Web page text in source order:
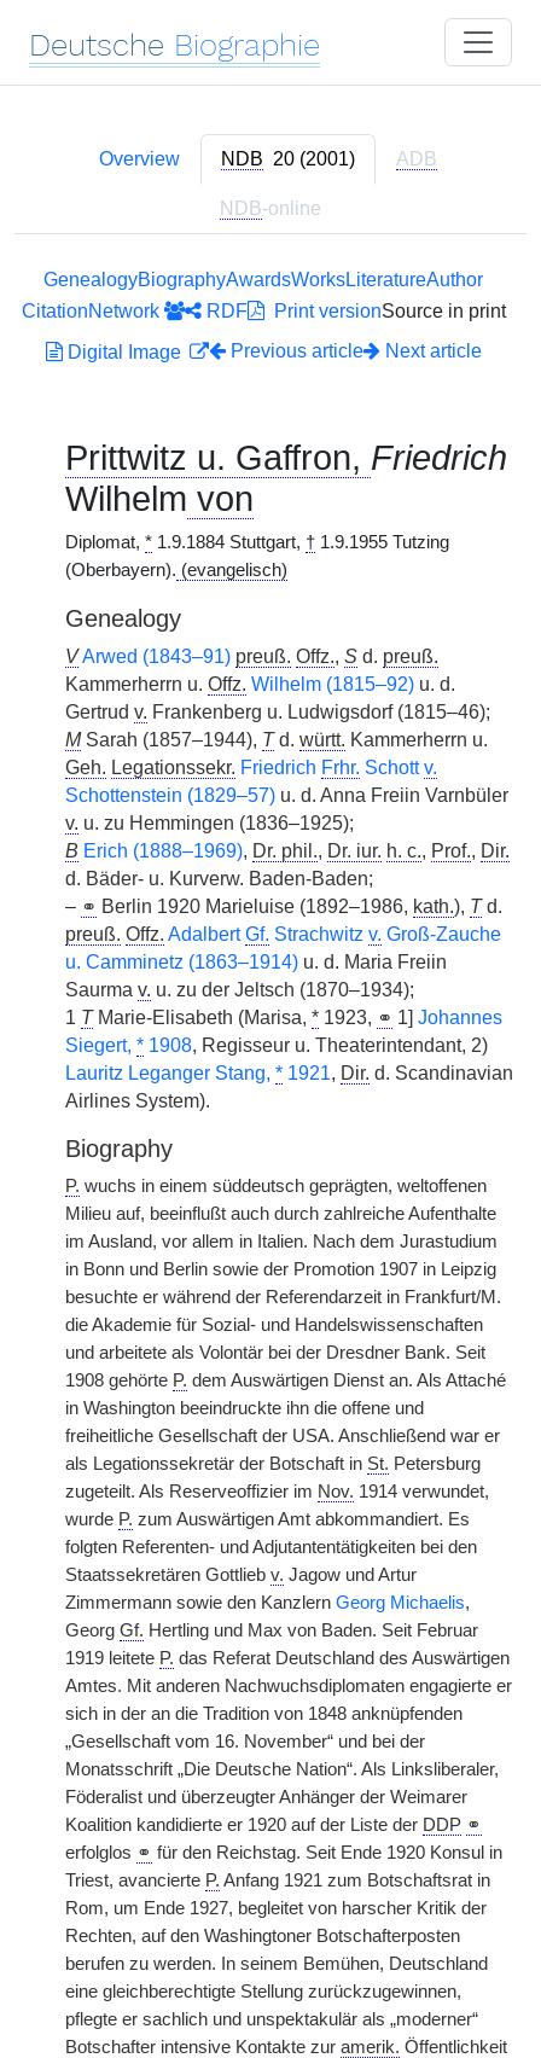
Deutsche Biographie
Overview NDB 20 (2001) ADB
NDB-online
GenealogyBiographyAwardsWorksLiteratureAuthor
CitationNetwork RDF Print versionSource in print
Digital Image
Previous article Next article
Prittwitz u. Gaffron, Friedrich
Wilhelm von
Diplomat, * 1.9.1884 Stuttgart, † 1.9.1955 Tutzing
(Oberbayern). (evangelisch)
Genealogy
VArwed (1843–91) preuß. Offz., S d. preuß.
Kammerherrn u. Offz. Wilhelm (1815–92) u. d.
Gertrud v. Frankenberg u. Ludwigsdorf (1815–46);
MSarah (1857–1944), Td. württ. Kammerherrn u.
Geh. Legationssekr. Friedrich Frhr. Schottv.
Schottenstein (1829–57) u. d. Anna Freiin Varnbüler
v. u. zu Hemmingen (1836–1925);
B Erich (1888–1969), Dr. phil., Dr. iur. h. c., Prof., Dir.
d. Bäder- u. Kurverw. Baden-Baden;
– ⚭ Berlin 1920 Marieluise (1892–1986, kath.), Td.
preuß. Offz. AdalbertGf. Strachwitz v. Groß-Zauche
u. Camminetz (1863–1914) u. d. Maria Freiin
Saurma v. u. zu der Jeltsch (1870–1934);
1 TMarie-Elisabeth (Marisa, * 1923, ⚭ 1] Johannes
Siegert, * 1908, Regisseur u. Theaterintendant, 2)
Lauritz Leganger Stang, * 1921, Dir. d. Scandinavian
Airlines System).
Biography
P. wuchs in einem süddeutsch geprägten, weltoffenen
Milieu auf, beeinflußt auch durch zahlreiche Aufenthalte
im Ausland, vor allem in Italien. Nach dem Jurastudium
in Bonn und Berlin sowie der Promotion 1907 in Leipzig
besuchte er während der Referendarzeit in Frankfurt/M.
die Akademie für Sozial- und Handelswissenschaften
und arbeitete als Volontär bei der Dresdner Bank. Seit
1908 gehörte P. dem Auswärtigen Dienst an. Als Attaché
in Washington beeindruckte ihn die offene und
freiheitliche Gesellschaft der USA. Anschließend war er
als Legationssekretär der Botschaft in St. Petersburg
zugeteilt. Als Reserveoffizier im Nov. 1914 verwundet,
wurde P. zum Auswärtigen Amt abkommandiert. Es
folgten Referenten- und Adjutantentätigkeiten bei den
Staatssekretären Gottlieb v. Jagow und Artur
Zimmermann sowie den Kanzlern Georg Michaelis,
Georg Gf. Hertling und Max von Baden. Seit Februar
1919 leitete P. das Referat Deutschland des Auswärtigen
Amtes. Mit anderen Nachwuchsdiplomaten engagierte er
sich in der an die Tradition von 1848 anknüpfenden
„Gesellschaft vom 16. November“ und bei der
Monatsschrift „Die Deutsche Nation“. Als Linksliberaler,
Föderalist und überzeugter Anhänger der Weimarer
Koalition kandidierte er 1920 auf der Liste der DDP ⚭
erfolglos ⚭ für den Reichstag. Seit Ende 1920 Konsul in
Triest, avancierte P. Anfang 1921 zum Botschaftsrat in
Rom, um Ende 1927, begleitet von harscher Kritik der
Rechten, auf den Washingtoner Botschafterposten
berufen zu werden. In seinem Bemühen, Deutschland
eine gleichberechtigte Stellung zurückzugewinnen,
pflegte er sachlich und unspektakulär als „moderner“
Botschafter intensive Kontakte zur amerik. Öffentlichkeit